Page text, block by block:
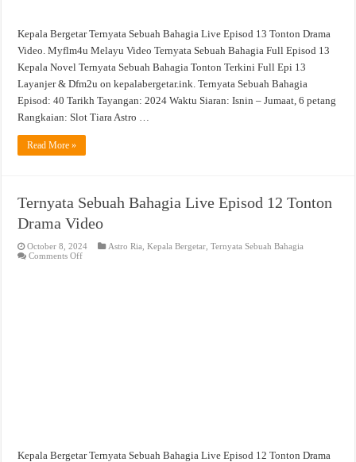
Kepala Bergetar Ternyata Sebuah Bahagia Live Episod 13 Tonton Drama
Video. Myflm4u Melayu Video Ternyata Sebuah Bahagia Full Episod 13
Kepala Novel Ternyata Sebuah Bahagia Tonton Terkini Full Epi 13
Layanjer & Dfm2u on kepalabergetar.ink. Ternyata Sebuah Bahagia
Episod: 40 Tarikh Tayangan: 2024 Waktu Siaran: Isnin – Jumaat, 6 petang
Rangkaian: Slot Tiara Astro …
Read More »
Ternyata Sebuah Bahagia Live Episod 12 Tonton
Drama Video
October 8, 2024 Astro Ria ,Kepala Bergetar ,Ternyata Sebuah Bahagia
Comments Offon
Kepala Bergetar Ternyata Sebuah Bahagia Live Episod 12 Tonton Drama